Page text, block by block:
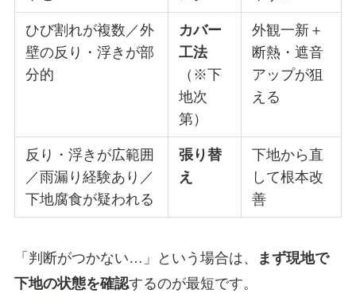
ひび割れが複数／外
壁の反り・浮きが部
分的
カバー
工法
（※下
地次
第）
外観一新＋
断熱・遮音
アップが狙
える
反り・浮きが広範囲
／雨漏り経験あり／
下地腐食が疑われる
張り替
え
下地から直
して根本改
善
「判断がつかない…」という場合は、
まず現地で
下地の状態を確認するのが最短です。